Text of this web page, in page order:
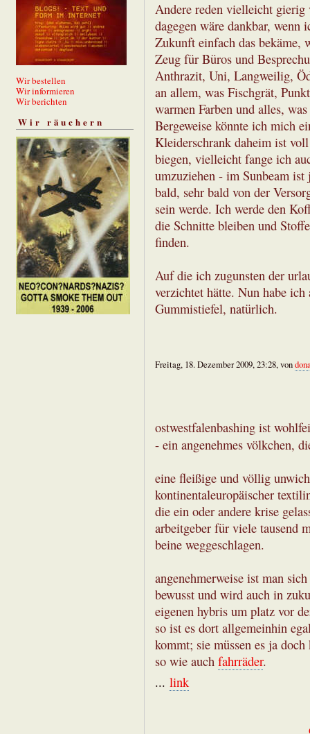
Wir bestellen
Wir informieren
Wir berichten
Wir räuchern
Andere reden vielleicht gierig
dagegen wäre dankbar,
Zukunft einfach das bekäme,
Zeug für Büros und
Anthrazit, Uni, Langweilig,
an allem, was Fischgrät,
warmen Farben und alles,
Bergeweise könnte ich mich
Kleiderschrank daheim ist
biegen, vielleicht fange ich
umzuziehen - im Sunbeam ist
bald, sehr bald von der
sein werde. Ich werde den
die Schnitte bleiben und
finden.
Auf die ich zugunsten der
verzichtet hätte. Nun habe
Gummistiefel, natürlich.
Freitag, 18. Dezember 2009, 23:28, von
ostwestfalenbashing ist
- ein angenehmes völkchen,
eine fleißige und völlig
kontinentaleuropäischer
die ein oder andere krise
arbeitgeber für viele tausend
beine weggeschlagen.
angenehmerweise ist man
bewusst und wird auch in
eigenen hybris um platz vor
so ist es dort allgemeinhin
kommt; sie müssen es ja
so wie auch fahrräder.
... link